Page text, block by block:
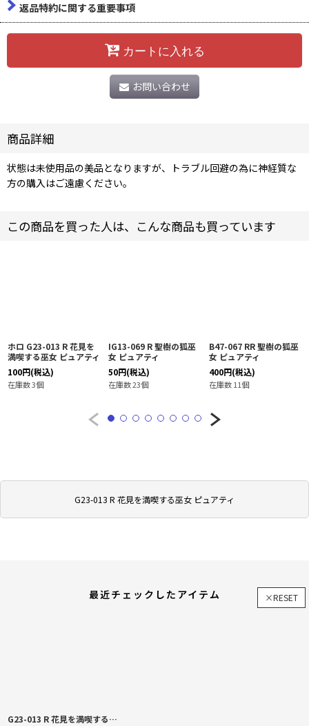
G23-013 R 花見を満喫する巫女 ピュアティ
返品特約に関する重要事項
カートに入れる
お問い合わせ
商品詳細
状態は未使用品の美品となりますが、トラブル回避の為に神経質な
方の購入はご遠慮ください。
この商品を買った人は、こんな商品も買っています
ホロ G23-013 R 花見を
満喫する巫女 ピュアティ
100円(税込)
在庫数 3個
IG13-069 R 聖樹の狐巫
女 ピュアティ
50円(税込)
在庫数 23個
B47-067 RR 聖樹の狐巫
女 ピュアティ
400円(税込)
在庫数 11個
最近チェックしたアイテム ×RESET
G23-013 R 花見を満喫する巫女 ピュアティ